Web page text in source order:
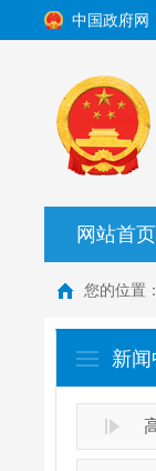
中国政府网
网站首页
您的位置：
新